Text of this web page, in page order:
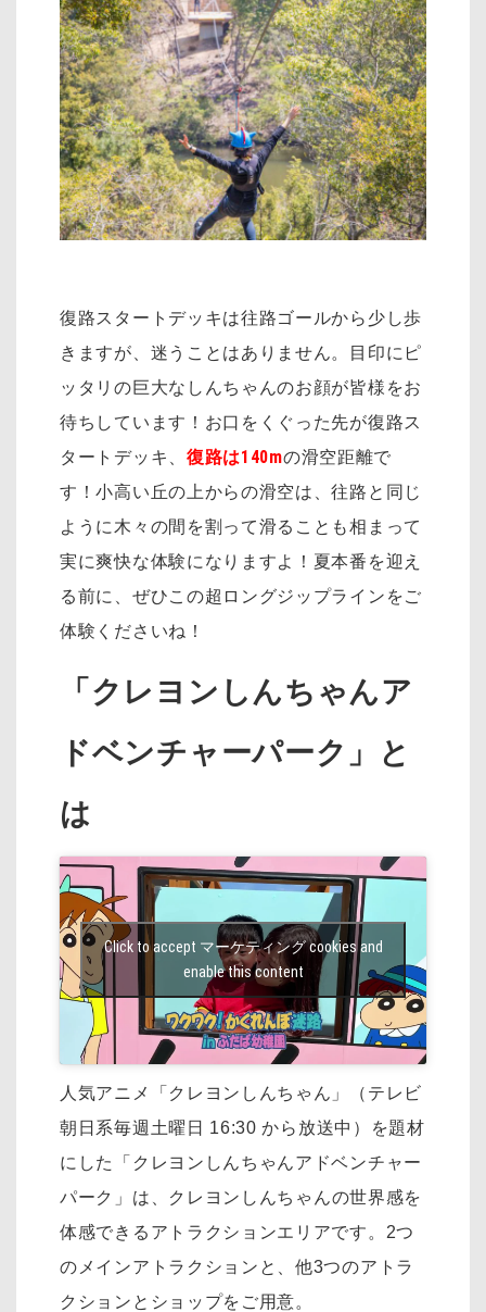
復路スタートデッキは往路ゴールから少し歩
きますが、迷うことはありません。目印にピ
ッタリの巨大なしんちゃんのお顔が皆様をお
待ちしています！お口をくぐった先が復路ス
タートデッキ、 復路は140mの滑空距離で
す！小高い丘の上からの滑空は、往路と同じ
ように木々の間を割って滑ることも相まって
実に爽快な体験になりますよ！夏本番を迎え
る前に、ぜひこの超ロングジップラインをご
体験くださいね！
「クレヨンしんちゃんア
ドベンチャーパーク」と
は
Click to accept マーケティング cookies and
enable this content
人気アニメ「クレヨンしんちゃん」（テレビ
朝日系毎週土曜日 16:30 から放送中）を題材
にした「クレヨンしんちゃんアドベンチャー
パーク」は、
クレヨンしんちゃんの世界感を
体感できるアトラクションエリアです。 2つ
のメインアトラクションと、他3つのアトラ
クションとショップをご用意。